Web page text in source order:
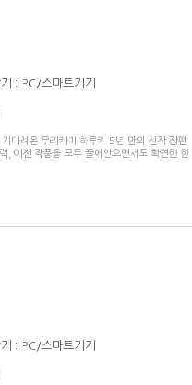
: PC/스마트기기
다려온 무라카미 하루키 5년 만의 신작 장편
, 이전 작품을 모두 끌어안으면서도 확연한 한
: PC/스마트기기